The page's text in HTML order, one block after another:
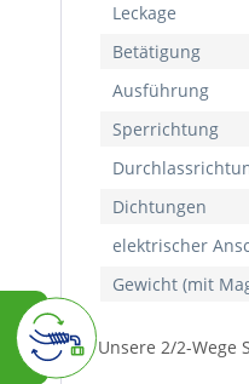
Leckage
Betätigung
Ausführung
Sperrichtung
Dichtungen
elektrischer
Gewicht (mit
Unsere 2/2-Wege